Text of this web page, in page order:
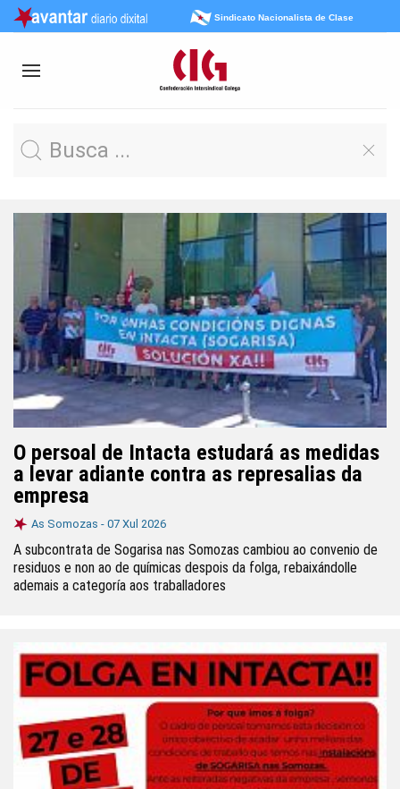
Sindicato Nacionalista de Clase
O persoal de Intacta estudará as medidas
a levar adiante contra as represalias da
empresa
As Somozas - 07 Xul 2026
A subcontrata de Sogarisa nas Somozas cambiou ao convenio de
residuos e non ao de químicas despois da folga, rebaixándolle
ademais a categoría aos traballadores